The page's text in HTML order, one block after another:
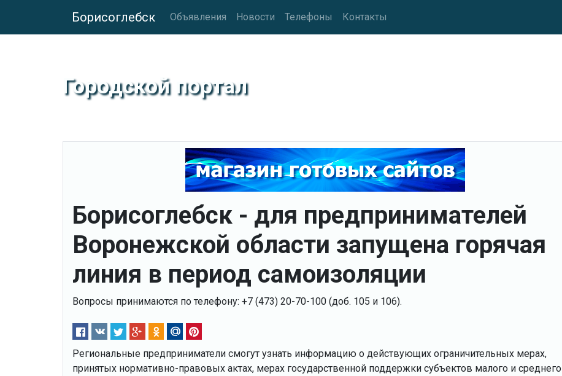
Борисоглебск Объявления Новости Телефоны Контакты
Городской портал
Борисоглебск - для предпринимателей
Воронежской области запущена горячая
линия в период самоизоляции
Вопросы принимаются по телефону: +7 (473) 20-70-100 (доб. 105 и 106).
Региональные предприниматели смогут узнать информацию о действующих ограничительных мерах,
принятых нормативно-правовых актах, мерах государственной поддержки субъектов малого и среднего